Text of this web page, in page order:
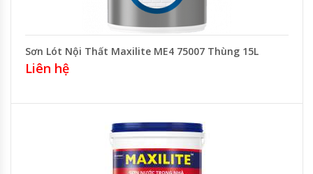
Sơn Lót Nội Thất Maxilite ME4 75007 Thùng 15L
Liên hệ